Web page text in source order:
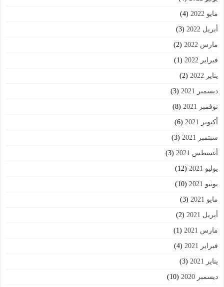
مايو 2022 (4)
أبريل 2022 (3)
مارس 2022 (2)
فبراير 2022 (1)
يناير 2022 (2)
ديسمبر 2021 (3)
نوفمبر 2021 (8)
أكتوبر 2021 (6)
سبتمبر 2021 (3)
أغسطس 2021 (3)
يوليو 2021 (12)
يونيو 2021 (10)
مايو 2021 (3)
أبريل 2021 (2)
مارس 2021 (1)
فبراير 2021 (4)
يناير 2021 (3)
ديسمبر 2020 (10)